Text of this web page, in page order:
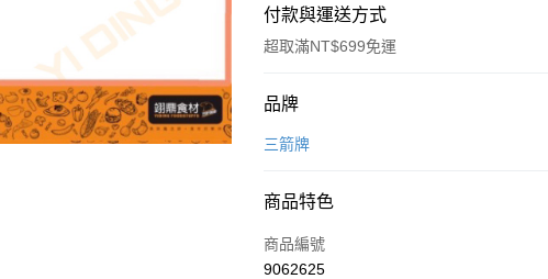
付款與運送方式
超取滿NT$699免運
付款方式
信用卡一次付款
運送方式
品牌
三箭牌
商品特色
商品編號
9062625